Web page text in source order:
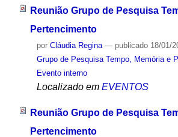
Reunião Grupo de Pesquisa
Pertencimento
por Cláudia Regina — publicado18/01/
Grupo de Pesquisa Tempo, Memória e
Evento interno
Localizado em EVENTOS
Reunião Grupo de Pesquisa
Pertencimento